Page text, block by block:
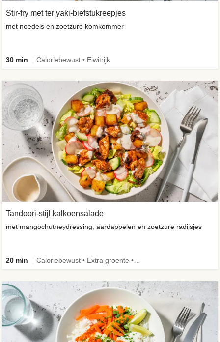
Stir-fry met teriyaki-biefstukreepjes
met noedels en zoetzure komkommer
30 min Caloriebewust • Eiwitrijk
Tandoori-stijl kalkoensalade
met mangochutneydressing, aardappelen en zoetzure radijsjes
20 min